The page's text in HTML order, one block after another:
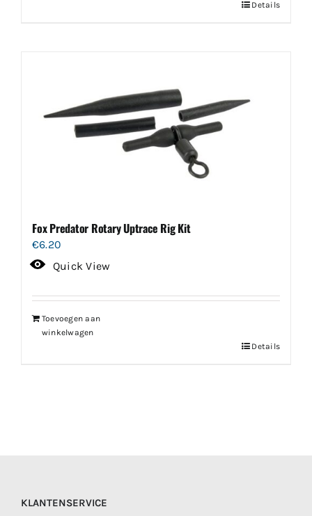
Details
Fox Predator Rotary Uptrace Rig Kit
€6.20
Quick View
Toevoegen aan
winkelwagen
Details
KLANTENSERVICE